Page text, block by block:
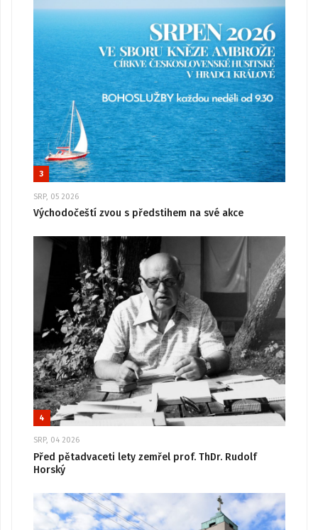
3
SRP, 05 2026
Východočeští zvou s předstihem na své akce
4
SRP, 04 2026
Před pětadvaceti lety zemřel prof. ThDr. Rudolf
Horský